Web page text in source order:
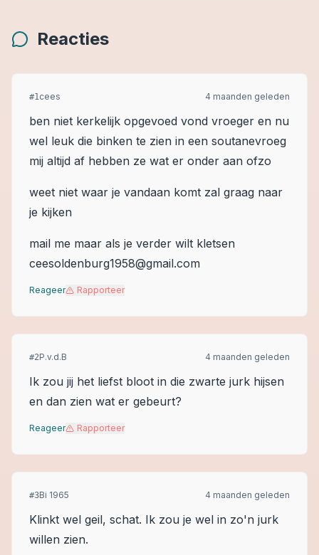
Reacties
#1cees 4 maanden geleden
ben niet kerkelijk opgevoed vond vroeger en nu
wel leuk die binken te zien in een soutanevroeg
mij altijd af hebben ze wat er onder aan ofzo
weet niet waar je vandaan komt zal graag naar
je kijken
mail me maar als je verder wilt kletsen
ceesoldenburg1958@gmail.com
Reageer Rapporteer
#2P.v.d.B 4 maanden geleden
Ik zou jij het liefst bloot in die zwarte jurk hijsen
en dan zien wat er gebeurt?
Reageer Rapporteer
#3Bi 1965 4 maanden geleden
Klinkt wel geil, schat. Ik zou je wel in zo'n jurk
willen zien.